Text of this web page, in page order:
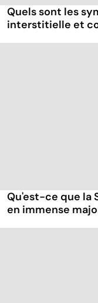
Quels sont les
interstitielle et
Qu'est-ce que la
en immense